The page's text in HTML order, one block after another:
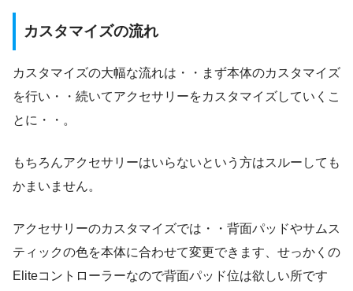
カスタマイズの流れ
カスタマイズの大幅な流れは・・まず本体のカスタマイズ
を行い・・続いてアクセサリーをカスタマイズしていくこ
とに・・。
もちろんアクセサリーはいらないという方はスルーしても
かまいません。
アクセサリーのカスタマイズでは・・背面パッドやサムス
ティックの色を本体に合わせて変更できます、せっかくの
Eliteコントローラーなので背面パッド位は欲しい所です